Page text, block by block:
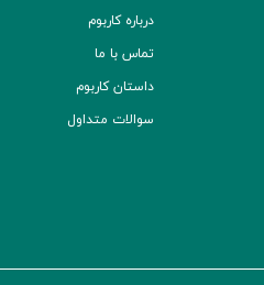
درباره کاربوم
تماس با ما
داستان کاربوم
سوالات متداول